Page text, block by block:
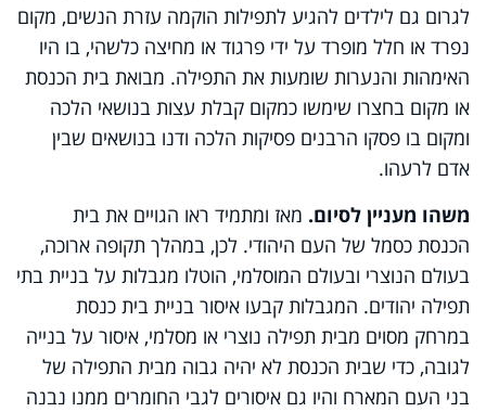
לגרום גם לילדים להגיע לתפילות הוקמה עזרת הנשים, מקום
נפרד או חלל מופרד על ידי פרגוד או מחיצה כלשהי, בו היו
האימהות והנערות שומעות את התפילה. מבואת בית הכנסת
או מקום בחצרו שימשו כמקום קבלת עצות בנושאי הלכה
ומקום בו פסקו הרבנים פסיקות הלכה ודנו בנושאים שבין
אדם לרעהו.
משהו מעניין לסיום. מאז ומתמיד ראו הגויים את בית
הכנסת כסמל של העם היהודי. לכן, במהלך תקופה ארוכה,
בעולם הנוצרי ובעולם המוסלמי, הוטלו מגבלות על בניית בתי
תפילה יהודים. המגבלות קבעו איסור בניית בית כנסת
במרחק מסוים מבית תפילה נוצרי או מסלמי, איסור על בנייה
לגובה, כדי שבית הכנסת לא יהיה גבוה מבית התפילה של
בני העם המארח והיו גם איסורים לגבי החומרים ממנו נבנה